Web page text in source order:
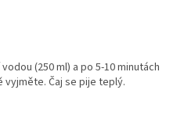
(250 ml) a po 5-10 minutách
Čaj se pije teplý.